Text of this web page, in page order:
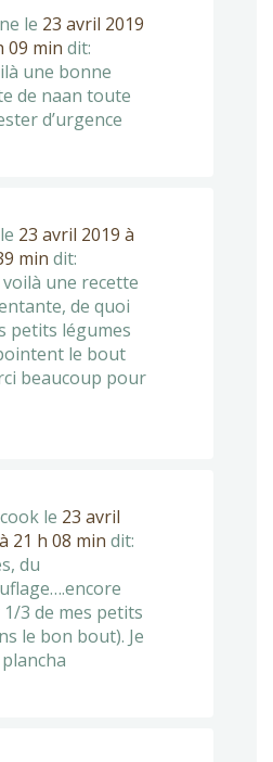
le 23 avril 2019
09 min dit:
une bonne
de naan toute
d’urgence
le 23 avril 2019 à
min dit:
voilà une recette
de quoi
petits légumes
le bout
beaucoup pour
le 23 avril
21 h 08 min dit:
du
3 de mes petits
le bon bout). Je